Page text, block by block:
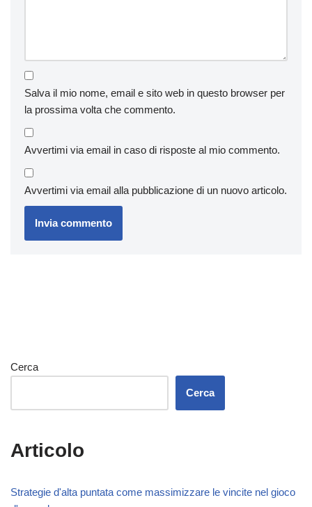
Salva il mio nome, email e sito web in questo browser per
la prossima volta che commento.
Avvertimi via email in caso di risposte al mio commento.
Avvertimi via email alla pubblicazione di un nuovo articolo.
Cerca
Cerca
Articolo
Strategie d'alta puntata come massimizzare le vincite nel gioco